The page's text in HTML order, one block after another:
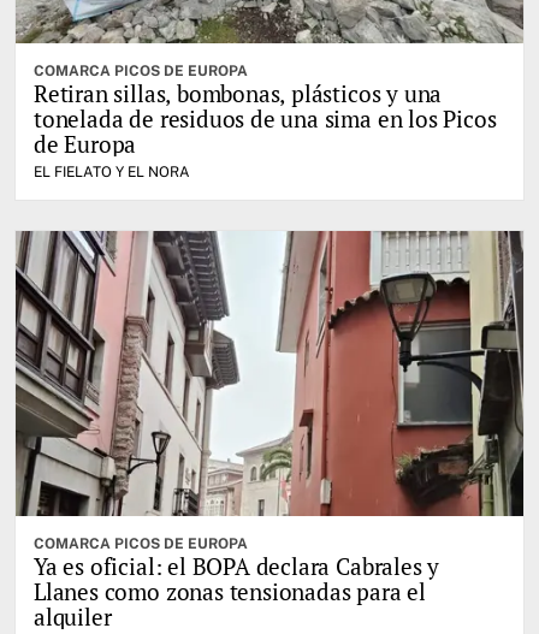
COMARCA PICOS DE EUROPA
Retiran sillas, bombonas, plásticos y una
tonelada de residuos de una sima en los Picos
de Europa
EL FIELATO Y EL NORA
COMARCA PICOS DE EUROPA
Ya es oficial: el BOPA declara Cabrales y
Llanes como zonas tensionadas para el
alquiler